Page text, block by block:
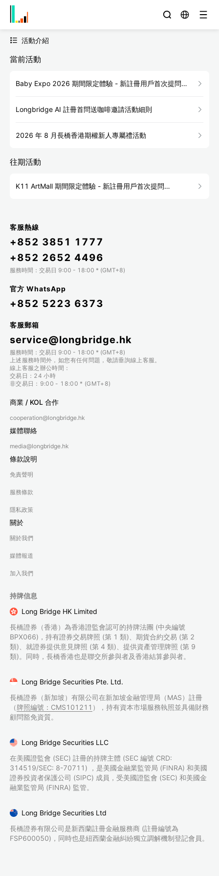
活動介紹
當前活動
Baby Expo 2026 期間限定體驗 - 新註冊用戶首次提問
Longbridge AI 註冊首問送咖啡邀請活動細則
2026 年 8 月長橋香港期權新人專屬禮活動
往期活動
K11 ArtMall 期間限定體驗 - 新註冊用戶首次提問
客服熱線
+852 3851 1777
+852 2652 4496
服務時間：交易日 9:00 - 18:00 * (GMT+8)
官方 WhatsApp
+852 5223 6373
客服郵箱
service@longbridge.hk
服務時間：交易日 9:00 - 18:00 * (GMT+8)
上述服務時間外，如您有任何問題，敬請垂詢線上客服。
線上客服之辦公時間：
交易日：24 小時
非交易日：9:00 - 18:00 * (GMT+8)
商業 / KOL 合作
cooperation@longbridge.hk
媒體聯絡
media@longbridge.hk
條款說明
免責聲明
服務條款
隱私政策
關於
關於我們
媒體報道
加入我們
持牌信息
Long Bridge HK Limited
長橋證券（香港）為香港證監會認可的持牌法團 (中央編號
BPX066)，持有證券交易牌照 (第 1 類)、期貨合約交易 (第 2
類)、就證券提供意見牌照 (第 4 類)、提供資產管理牌照 (第 9
類)。同時，長橋香港也是聯交所參與者及香港結算參與者。
Long Bridge Securities Pte. Ltd.
長橋證券（新加坡）有限公司在新加坡金融管理局（MAS）註冊
（牌照編號：CMS101211 ），持有資本市場服務執照並具備財務
顧問豁免資質。
Long Bridge Securities LLC
在美國證監會 (SEC) 註冊的持牌主體 (SEC 編號 CRD:
314519/SEC: 8-70711) ，是美國金融業監管局 (FINRA) 和美國
證券投資者保護公司 (SIPC) 成員，受美國證監會 (SEC) 和美國金
融業監管局 (FINRA) 監管。
Long Bridge Securities Ltd
長橋證券有限公司是新西蘭註冊金融服務商 (註冊編號為
FSP600050)，同時也是紐西蘭金融糾紛獨立調解機制登記會員。